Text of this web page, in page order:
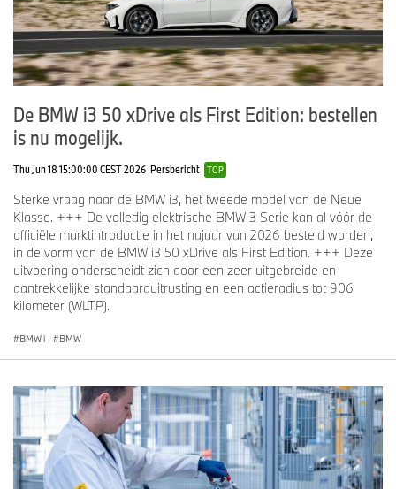
De BMW i3 50 xDrive als First Edition: bestellen
is nu mogelijk.
Thu Jun 18 15:00:00 CEST 2026 Persbericht TOP
Sterke vraag naar de BMW i3, het tweede model van de Neue
Klasse. +++ De volledig elektrische BMW 3 Serie kan al vóór de
officiële marktintroductie in het najaar van 2026 besteld worden,
in de vorm van de BMW i3 50 xDrive als First Edition. +++ Deze
uitvoering onderscheidt zich door een zeer uitgebreide en
aantrekkelijke standaarduitrusting en een actieradius tot 906
kilometer (WLTP).
BMW i · BMW